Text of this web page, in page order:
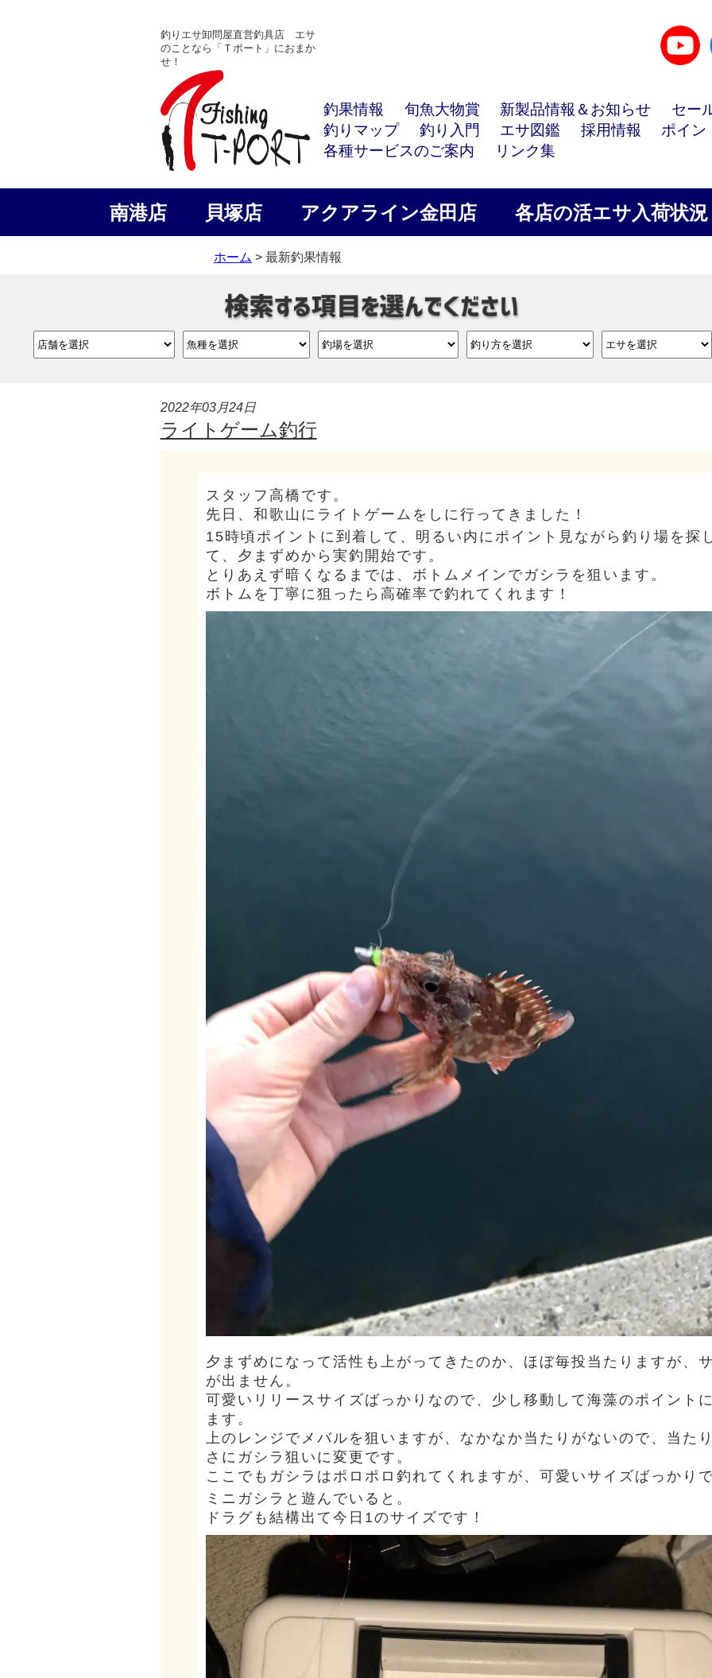
釣りエサ卸問屋直営釣具店 エサ
のことなら「Ｔポート」におまか
せ！
釣果情報 旬魚大物賞 新製品情報＆お知らせ
セー
釣りマップ
釣り入門 エサ図鑑 採用情報
ポイン
各種サービスのご案内
リンク集
南港店 貝塚店 アクアライン金田店 各店の活エサ入荷状況
ホーム > 最新釣果情報
2022年03月24日
ライトゲーム釣行
スタッフ高橋です。
先日、和歌山にライトゲームをしに行ってきました！
15時頃ポイントに到着して、明るい内にポイント見ながら釣り場を探
て、夕まずめから実釣開始です。
とりあえず暗くなるまでは、ボトムメインでガシラを狙います。
ボトムを丁寧に狙ったら高確率で釣れてくれます！
夕まずめになって活性も上がってきたのか、ほぼ毎投当たりますが、
が出ません。
可愛いリリースサイズばっかりなので、少し移動して海藻のポイント
ます。
上のレンジでメバルを狙いますが、なかなか当たりがないので、当た
さにガシラ狙いに変更です。
ここでもガシラはポロポロ釣れてくれますが、可愛いサイズばっかり
ミニガシラと遊んでいると。
ドラグも結構出て今日1のサイズです！